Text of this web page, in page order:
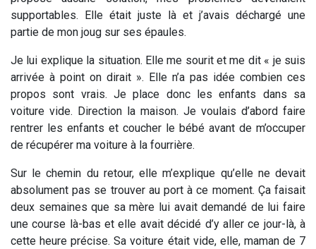
supportables. Elle était juste là et j’avais déchargé une
partie de mon joug sur ses épaules.
Je lui explique la situation. Elle me sourit et me dit « je suis
arrivée à point on dirait ». Elle n’a pas idée combien ces
propos sont vrais. Je place donc les enfants dans sa
voiture vide. Direction la maison. Je voulais d’abord faire
rentrer les enfants et coucher le bébé avant de m’occuper
de récupérer ma voiture à la fourrière.
Sur le chemin du retour, elle m’explique qu’elle ne devait
absolument pas se trouver au port à ce moment. Ça faisait
deux semaines que sa mère lui avait demandé de lui faire
une course là-bas et elle avait décidé d’y aller ce jour-là, à
cette heure précise. Sa voiture était vide, elle, maman de 7